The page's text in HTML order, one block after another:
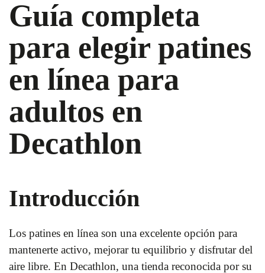
Guía completa
para elegir patines
en línea para
adultos en
Decathlon
Introducción
Los patines en línea son una excelente opción para
mantenerte activo, mejorar tu equilibrio y disfrutar del
aire libre. En Decathlon, una tienda reconocida por su